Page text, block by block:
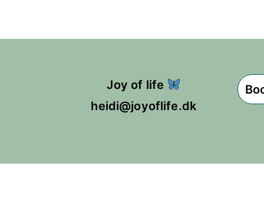
Joy of life
heidi@joyoflife.dk